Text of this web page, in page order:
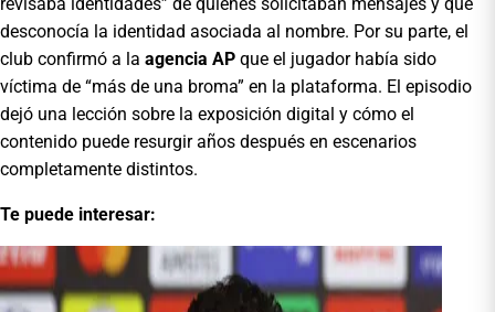
desconocía la identidad asociada al nombre. Por su parte, el
club confirmó a la agencia AP que el jugador había sido
víctima de “más de una broma” en la plataforma. El episodio
dejó una lección sobre la exposición digital y cómo el
contenido puede resurgir años después en escenarios
completamente distintos.
Te puede interesar: